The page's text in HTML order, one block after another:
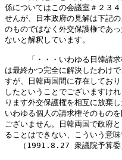
係についてはこの会議室＃２３
せんが、日本政府の見解は下記
のものではなく外交保護権であ
ないと解釈しています。
「・・・いわゆる日韓請求権
は最終かつ完全に解決したわけ
すが、日韓両国間に存在してお
したということでございますけ
ります外交保護権を相互に放棄
いわゆる個人の請求権そのもの
ございません。日韓両国で政府
ることはできない、こういう意味
（1991.8.27 衆議院予算委